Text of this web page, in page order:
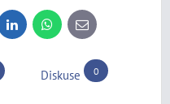
LinkedInWhatsApp
E-
mail
Diskuse 0